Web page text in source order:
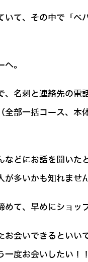
いて、その中で「
。
名刺と連絡先の
全部一括コース、
などにお話を聞い
多いかも知れませ
て、早めにショッ
会いできるとい
度お会いしたい！！